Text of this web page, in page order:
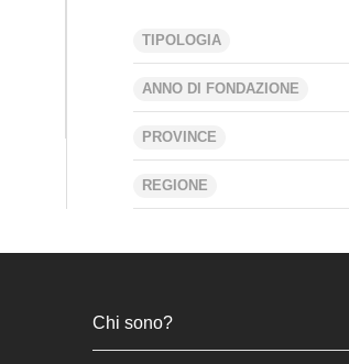
TIPOLOGIA
ANNO DI FONDAZIONE
PROVINCE
REGIONE
Chi sono?